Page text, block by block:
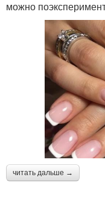
можно
читать дальше →